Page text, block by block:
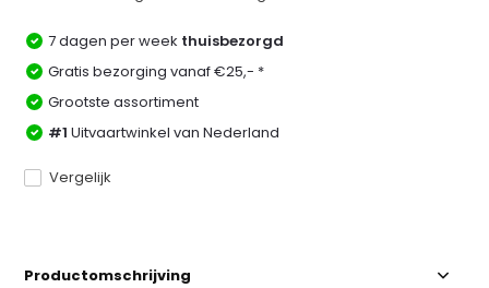
7 dagen per week thuisbezorgd
Gratis bezorging vanaf €25,- *
Grootste assortiment
#1 Uitvaartwinkel van Nederland
Vergelijk
Productomschrijving